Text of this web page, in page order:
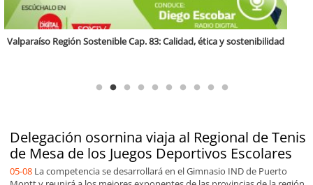
Delegación osornina viaja al Regional de Tenis
de Mesa de los Juegos Deportivos Escolares
05-08 La competencia se desarrollará en el Gimnasio IND de Puerto